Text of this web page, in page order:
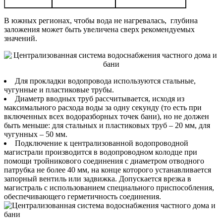
В южных регионах, чтобы вода не нагревалась, глубина
заложения может быть увеличена сверх рекомендуемых
значений.
Для прокладки водопровода используются стальные,
чугунные и пластиковые трубы.
Диаметр вводных труб рассчитывается, исходя из
максимального расхода воды за одну секунду (то есть при
включенных всех водоразборных точек бани), но не должен
быть меньше: для стальных и пластиковых труб – 20 мм, для
чугунных – 50 мм.
Подключение к централизованной водопроводной
магистрали производится в водопроводном колодце при
помощи тройникового соединения с диаметром отводного
патрубка не более 40 мм, на конце которого устанавливается
запорный вентиль или задвижка. Допускается врезка в
магистраль с использованием специального приспособления,
обеспечивающего герметичность соединения.